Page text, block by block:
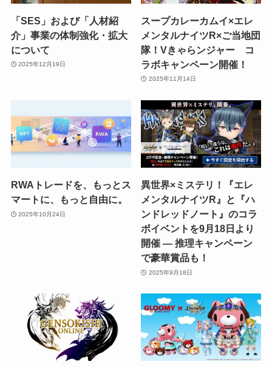
「SES」および「人材紹
介」事業の体制強化・拡大
について
2025年12月19日
スープカレーカムイ×エレ
メンタルナイツR×ご当地団
隊！Vきゃらンジャー コ
ラボキャンペーン開催！
2025年11月14日
RWAトレードを、もっとス
マートに、もっと自由に。
2025年10月24日
異世界×ミステリ！『エレ
メンタルナイツR』と『ハ
ンドレッドノート』のコラ
ボイベントを9月18日より
開催 ― 推理キャンペーン
で豪華賞品も！
2025年9月18日